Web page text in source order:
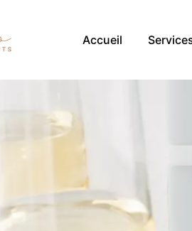
Accueil